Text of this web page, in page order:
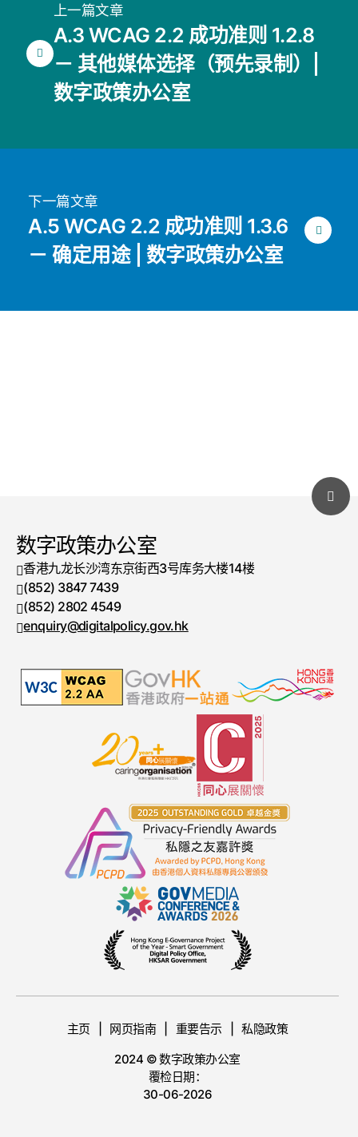
上一篇文章
A.3 WCAG 2.2 成功准则 1.2.8
－ 其他媒体选择（预先录制）|
数字政策办公室
下一篇文章
A.5 WCAG 2.2 成功准则 1.3.6
－ 确定用途 | 数字政策办公室
数字政策办公室
香港九龙长沙湾东京街西3号库务大楼14楼
电话号码
(852) 3847 7439
传真号码
(852) 2802 4549
enquiry@digitalpolicy.gov.hk
主页 网页指南 重要告示
私隐政策
2024 © 数字政策办公室
覆检日期：
30-06-2026